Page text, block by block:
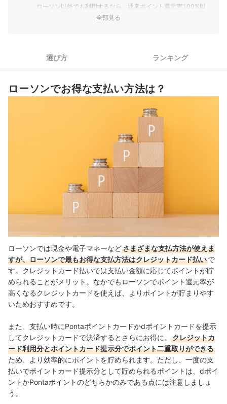
三井住友カード｜三井住友カード（NL）
コンビニでのタッチ決済で7%還元。他のカードより高い還元
選択して良かったです。 【還元率】 コンビニでのタッチ決
ローソン以外でも利用するなら、通常ポイント還元率1.00%以
ローソンでのクレジットカードの使い方は？
ローソンではdポイントやPontaポイントを二重取りできる？
ローソンで使える電子マネーは？nanacoは使える？
クレジットカードのキャッシングとは？ローソンで利用できる？
クレジットカードの審査はどのようにされる？
クレジットカードの総合ランキングはこちらをチェック
全部見る
選び方 ランキング
ローソンでお得な支払い方法は？
ローソンでは現金や電子マネーなどさまざまな支払方法が使えま
すが、ローソンで最もお得な支払方法はクレジットカード払いで
す。クレジットカード払いでは支払い金額に応じてポイントが貯
められることがメリット。なかでもローソンでポイント還元率が
高くなるクレジットカードを使えば、よりポイントが貯まりやす
いためおすすめです。
また、支払い時にPontaポイントカードかdポイントカードを提示
してクレジットカードで決済するとさらにお得に。
クレジットカ
ード利用分とポイントカード提示分でポイント二重取りができる
ため、より効率的にポイントを貯められます。ただし、一度の支
払いでポイントカード提示分として貯められるポイントは、dポイ
ントかPontaポイントのどちらかのみである点には注意しましょ
う。